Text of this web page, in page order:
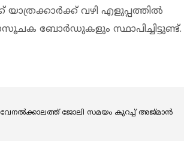
വഴി എളുപ്പത്തിൽ
ബോർഡുകളും സ്ഥാപിച്ചിട്ടുണ്ട്.
ജോലി സമയം കുറച്ച് അജ്മാൻ